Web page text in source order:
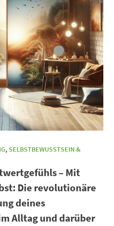
, SELBSTBEWUSSTSEIN &
– Mit
Die revolutionäre
deines
Alltag und darüber